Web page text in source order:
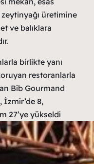
üretimine
ve balıklara
birlikte yanı
restoranlarla
Bib Gourmand
İzmir’de 8,
27’ye yükseldi